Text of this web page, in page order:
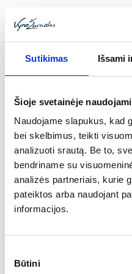
Sutikimas Išsami
Šioje svetainėje
Naudojame slapukus, kad
bei skelbimus, teikti
analizuoti srautą. Be to,
bendriname su
analizės partneriais, kurie
pateiktos arba naudojant
informacijos.
pasirinkimas
Būtini